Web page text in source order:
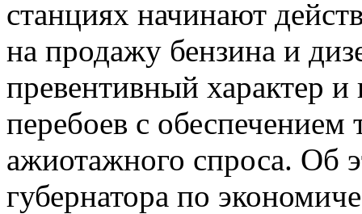
станциях начинают
на продажу бензина и
превентивный характер и
перебоев с обеспечением
ажиотажного спроса. Об
губернатора по